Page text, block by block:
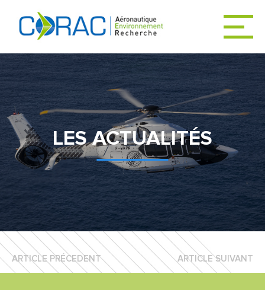
ACCUEIL
ACTUALITÉS
LE CORAC
DÉCARBONER
L’AVIATION
FEUILLE DE
LES ACTUALITÉS
ARTICLE PRÉCEDENT ARTICLE SUIVANT